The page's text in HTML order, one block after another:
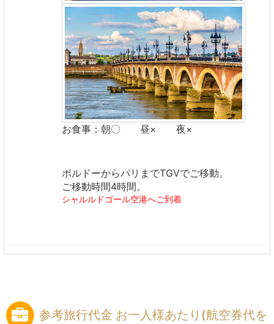
お食事：朝〇 昼× 夜×
ボルドーからパリまでTGVでご移動。
ご移動時間4時間。
シャルルドゴール空港へご到着
参考旅行代金 お一人様あたり(航空券代を